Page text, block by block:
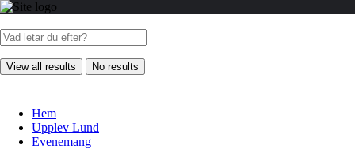
View all results No results
Hem
Upplev Lund
Evenemang